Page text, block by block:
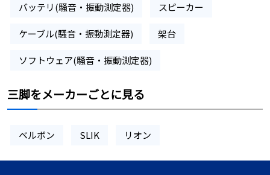
バッテリ(騒音・振動測定器) スピーカー
ケーブル(騒音・振動測定器) 架台
ソフトウェア(騒音・振動測定器)
三脚をメーカーごとに見る
ベルボン SLIK リオン